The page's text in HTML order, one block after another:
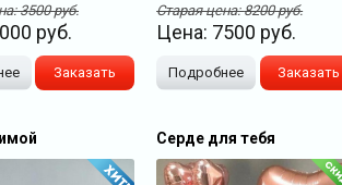
3500руб.
руб.
Заказать
Старая цена:8200руб.
Цена: 7500 руб.
Подробнее Заказать
Серде для тебя